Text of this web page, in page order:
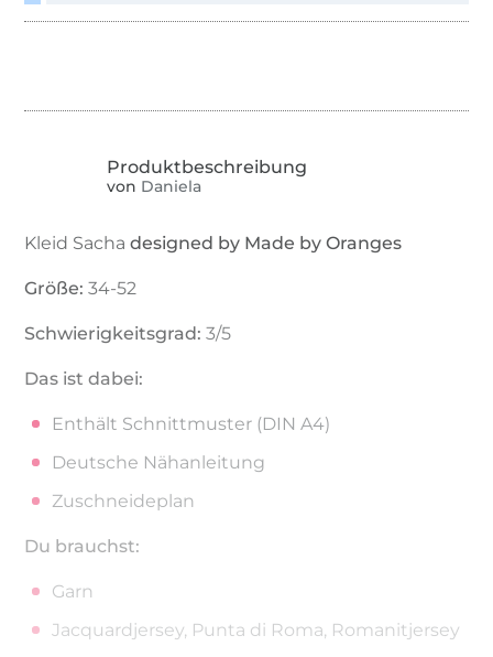
von Daniela
Kleid Sachadesigned by Made by Oranges
Größe: 34-52
Schwierigkeitsgrad: 3/5
Das ist dabei:
Enthält Schnittmuster (DIN A4)
Deutsche Nähanleitung
Zuschneideplan
Du brauchst:
Garn
Jacquardjersey, Punta di Roma, Romanitjersey